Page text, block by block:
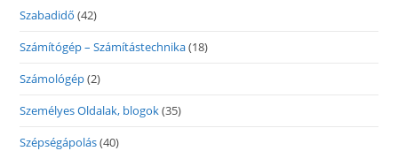
Szabadidő (42)
Számítógép – Számítástechnika(18)
Számológép(2)
Személyes Oldalak, blogok(35)
Szépségápolás(40)